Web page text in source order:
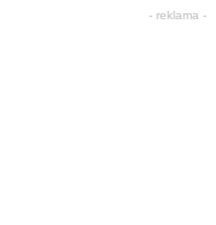
- reklama -